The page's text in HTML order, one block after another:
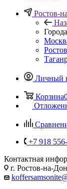
Ростов-
Города
Личный
Корзина
+7 918
Контактная
г. Ростов-на-